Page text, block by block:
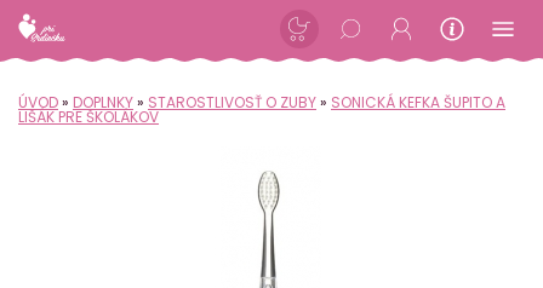
ÚVOD» DOPLNKY» STAROSTLIVOSŤ O ZUBY» SONICKÁ KEFKA ŠUPITO A
LIŠÁK PRE ŠKOLÁKOV